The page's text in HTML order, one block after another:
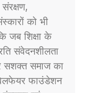
को भी
जब शिक्षा के
संवेदनशीलता
सशक्त समाज का
वेलफेयर फाउंडेशन